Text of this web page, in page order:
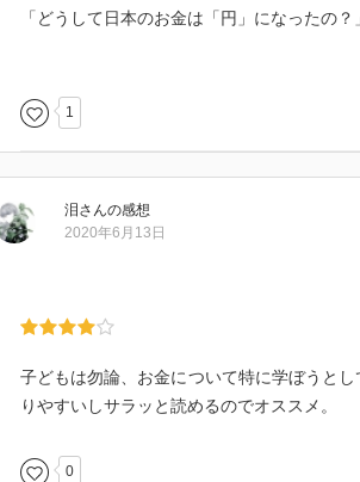
「どうして日本のお金は「円」になったの？
もう一つは「日本のキャッシュレス化はどこ
③約５０％
うなので、一年後にはこの答えは変わって
1
泪 さんの感想
2020年6月13日
子どもは勿論、お金について特に学ぼうと
りやすいしサラッと読めるのでオススメ。
0